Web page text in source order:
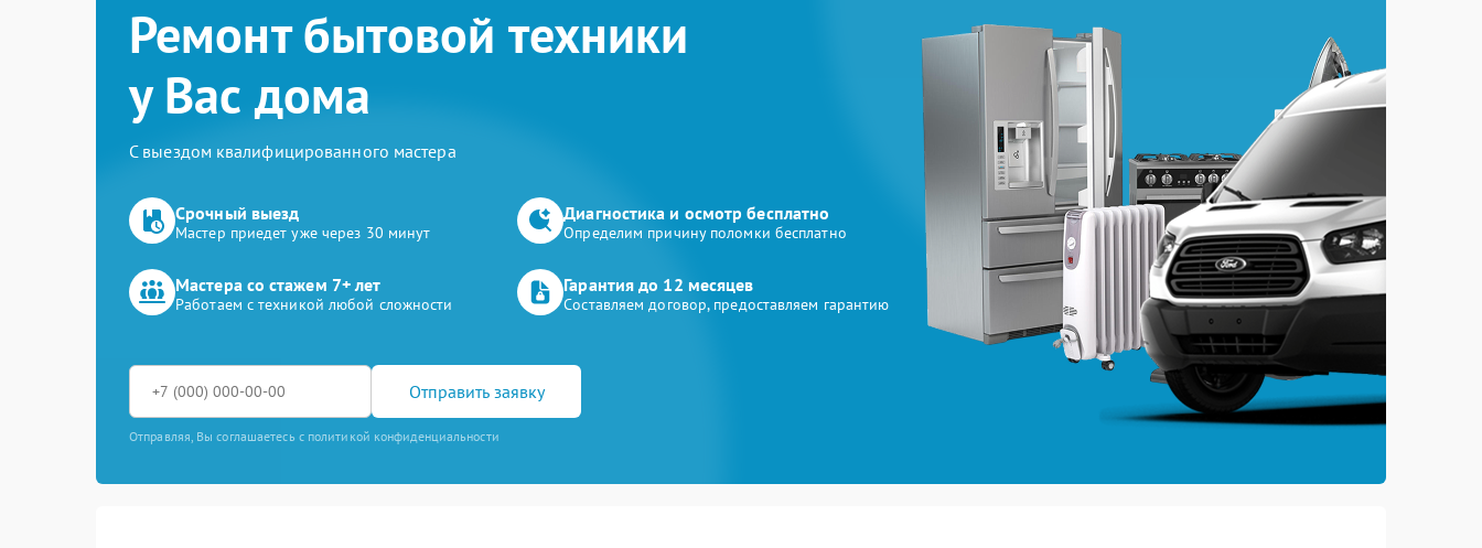
Ремонт бытовой техники
у Вас дома
С выездом квалифицированного мастера
Срочный выезд
Мастер приедет уже через 30 минут
Диагностика и осмотр бесплатно
Определим причину поломки бесплатно
Мастера со стажем 7+ лет
Работаем с техникой любой сложности
Гарантия до 12 месяцев
Составляем договор, предоставляем гарантию
Отправить заявку
Отправляя, Вы соглашаетесь с политикой конфиденциальности